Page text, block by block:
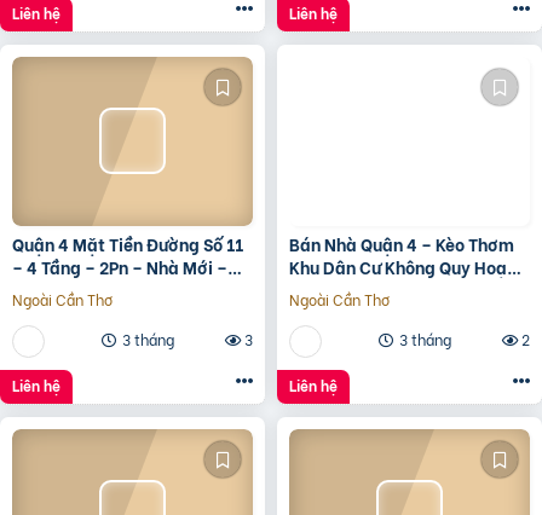
Liên hệ Liên hệ
Quận 4 Mặt Tiền Đường Số 11
– 4 Tầng – 2Pn – Nhà Mới –
7.35 Tỷ Tl
Ngoài Cần Thơ
3 tháng
3
Liên hệ
Bán Nhà Quận 4 – Kèo Thơm
Khu Dân Cư Không Quy Hoạch
Cách Mặt Tiền Xóm Chiếu
30M
Ngoài Cần Thơ
3 tháng
2
Liên hệ